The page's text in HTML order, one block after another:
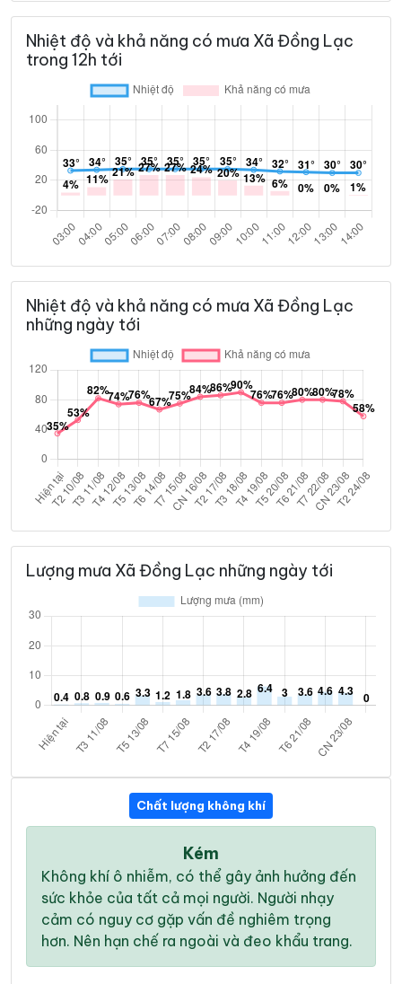
Nhiệt độ và khả năng có mưa Xã Đồng Lạc
trong 12h tới
Nhiệt độ và khả năng có mưa Xã Đồng Lạc
những ngày tới
Lượng mưa Xã Đồng Lạc những ngày tới
Chất lượng không khí
Kém
Không khí ô nhiễm, có thể gây ảnh hưởng đến
sức khỏe của tất cả mọi người. Người nhạy
cảm có nguy cơ gặp vấn đề nghiêm trọng
hơn. Nên hạn chế ra ngoài và đeo khẩu trang.